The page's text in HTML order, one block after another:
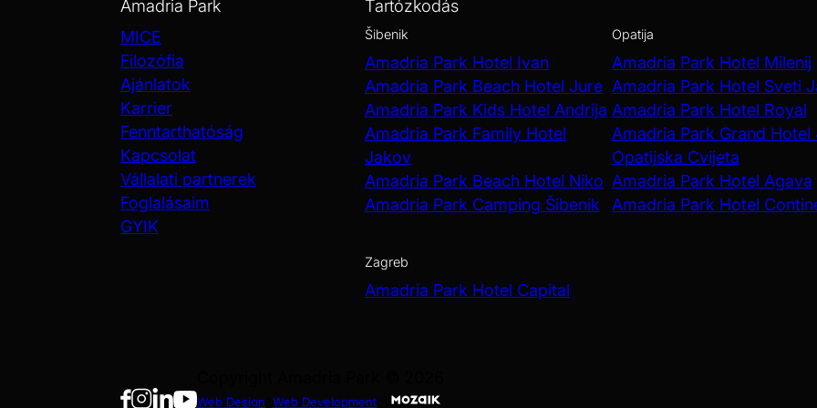
Amadria Park
MICE
Filozófia
Ajánlatok
Karrier
Fenntarthatóság
Kapcsolat
Vállalati partnerek
Foglalásaim
GYIK
Tartózkodás
Šibenik
Amadria Park Hotel Ivan
Amadria Park Beach Hotel Jure
Amadria Park Kids Hotel Andrija
Amadria Park Family Hotel
Jakov
Amadria Park Beach Hotel Niko
Amadria Park Camping Šibenik
Zagreb
Amadria Park Hotel Capital
Opatija
Amadria Park Hotel Milenij
Amadria Park Hotel Sveti
Amadria Park Hotel Royal
Amadria Park Grand Hotel
Opatijska Cvijeta
Amadria Park Hotel Agava
Amadria Park Hotel
Web Design Web Development